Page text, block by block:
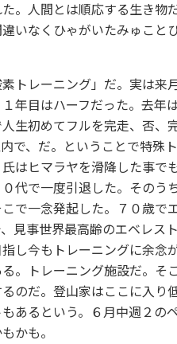
。人間とは順応する生き
いなくひゃがいたみゅこと
トレーニング」だ。実は来
年目はハーフだった。去年
生初めてフルを完走、否、
で、だ。ということで特殊
はヒマラヤを滑降した事で
代で一度引退した。その
で一念発起した。７０歳で
見事世界最高齢のエベレス
し今もトレーニングに余念
。トレーニング施設だ。そ
のだ。登山家はここに入り
あるという。６月中週２の
かも。